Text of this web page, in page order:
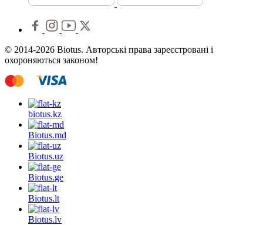
© 2014-2026 Biotus. Авторські права зареєстровані і
охороняються законом!
biotus.kz
Biotus.md
Biotus.uz
Biotus.ge
Biotus.lt
Biotus.lv